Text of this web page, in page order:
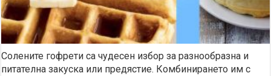
Солените гофрети са чудесен избор за разнообразна и
питателна закуска или предястие. Комбинирането им с